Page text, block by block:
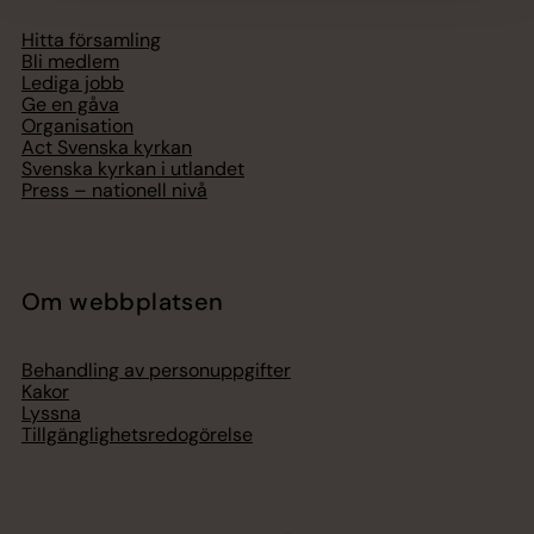
Hitta församling
Bli medlem
Lediga jobb
Ge en gåva
Organisation
Act Svenska kyrkan
Svenska kyrkan i utlandet
Press – nationell nivå
Om webbplatsen
Behandling av personuppgifter
Kakor
Lyssna
Tillgänglighetsredogörelse